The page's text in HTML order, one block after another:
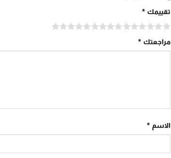
تقييمك *
مراجعتك *
الاسم *